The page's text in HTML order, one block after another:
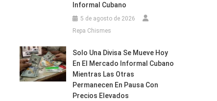
Informal Cubano
5 de agosto de 2026
Repa Chismes
Solo Una Divisa Se Mueve Hoy
En El Mercado Informal Cubano
Mientras Las Otras
Permanecen En Pausa Con
Precios Elevados